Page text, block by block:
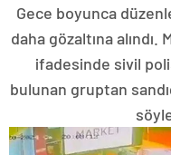
Gece boyunca
daha gözaltına
ifadesinde sivil
bulunan gruptan